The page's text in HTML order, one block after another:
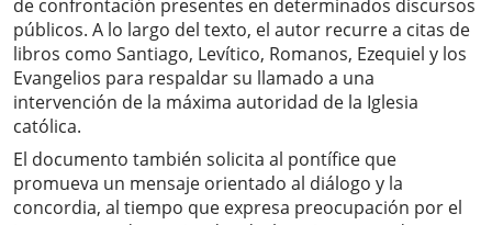
de confrontación presentes en determinados discursos
públicos. A lo largo del texto, el autor recurre a citas de
libros como Santiago, Levítico, Romanos, Ezequiel y los
Evangelios para respaldar su llamado a una
intervención de la máxima autoridad de la Iglesia
católica.
El documento también solicita al pontífice que
promueva un mensaje orientado al diálogo y la
concordia, al tiempo que expresa preocupación por el